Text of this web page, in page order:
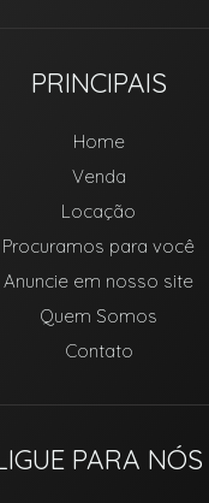
PRINCIPAIS
Home
Venda
Locação
Procuramos para você
Anuncie em nosso site
Quem Somos
Contato
PARA NÓS